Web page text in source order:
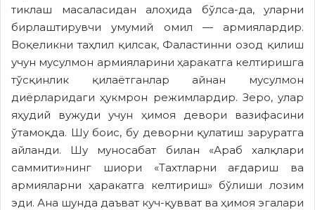
тиклаш масаласидан алоҳида бўлса-да, уларни
бирлаштирувчи умумий омил — армиялардир.
Воқеликни таҳлил қилсак, Фаластинни озод қилиш
учун мусулмон армияларини ҳаракатга келтиришга
тўсқинлик қилаётганлар айнан мусулмон
диёрларидаги ҳукмрон режимлардир. Зеро, улар
яҳудий вужуди учун ҳимоя девори вазифасини
ўтамоқда. Шу боис, бу деворни қулатиш заруратга
айланди. Шу муносабат билан «Араб халқлари
саммити»нинг шиори «Тахтларни ағдариш ва
армияларни ҳаракатга келтириш» бўлиши лозим
эди. Ана шунда даъват куч-қувват ва ҳимоя эгалари